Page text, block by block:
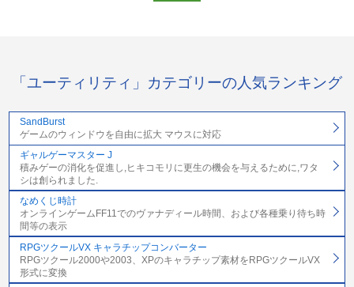
「ユーティリティ」カテゴリーの人気ランキング
SandBurst
ゲームのウィンドウを自由に拡大 マウスに対応
ギャルゲーマスター J
積みゲーの消化を促進し,ヒキコモリに更生の機会を与えるために,ワタ
シは創られました.
なめくじ時計
オンラインゲームFF11でのヴァナディール時間、および各種乗り待ち時
間等の表示
RPGツクールVX キャラチップコンバーター
RPGツクール2000や2003、XPのキャラチップ素材をRPGツクールVX
形式に変換